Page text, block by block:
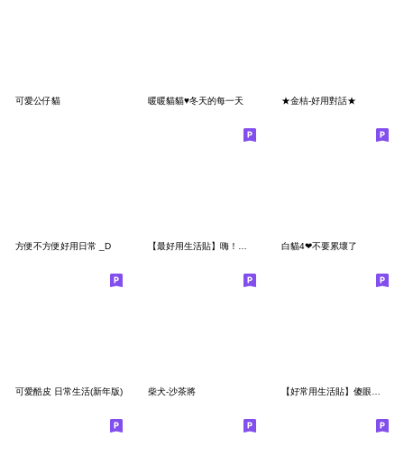
可愛公仔貓 暖暖貓貓♥冬天的每一天 ★金桔-好用對話★
方便不方便好用日常 _D 白貓4❤不要累壞了
可愛酷皮 日常生活(新年版) 柴犬-沙茶將 【好常用生活貼】傻眼、吉吉兔你管偶！